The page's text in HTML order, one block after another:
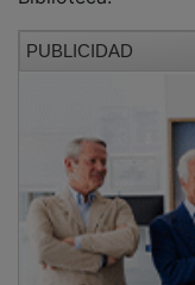
interés temático
relacionadas con
oral, ampliando
especialmente
historias contadas